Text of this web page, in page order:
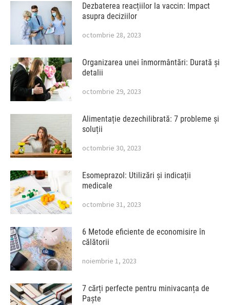
Dezbaterea reacțiilor la vaccin: Impact
asupra deciziilor
octombrie 28, 2023
Organizarea unei înmormântări: Durată și
detalii
octombrie 29, 2023
Alimentație dezechilibrată: 7 probleme și
soluții
octombrie 30, 2023
Esomeprazol: Utilizări și indicații
medicale
octombrie 31, 2023
6 Metode eficiente de economisire în
călătorii
noiembrie 1, 2023
7 cărți perfecte pentru minivacanța de
Paște